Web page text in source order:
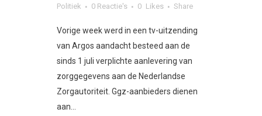
Politiek
0 Reactie's 0 Likes Share
Vorige week werd in een tv-uitzending
van Argos aandacht besteed aan de
sinds 1 juli verplichte aanlevering van
zorggegevens aan de Nederlandse
Zorgautoriteit. Ggz-aanbieders dienen
aan...